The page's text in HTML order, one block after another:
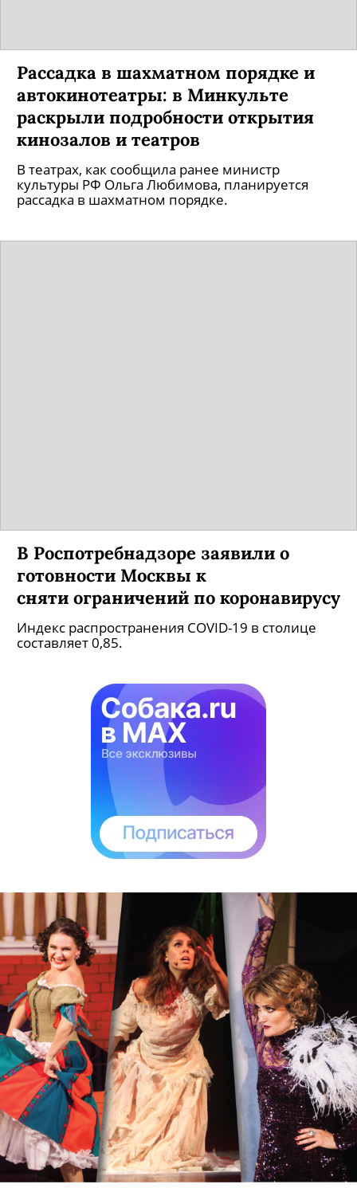
Рассадка в шахматном порядке и
автокинотеатры: в Минкульте
раскрыли подробности открытия
кинозалов и театров
В театрах, как сообщила ранее министр
культуры РФ Ольга Любимова, планируется
рассадка в шахматном порядке.
В Роспотребнадзоре заявили о
готовности Москвы к
сняти ограничений по коронавирусу
Индекс распространения COVID-19 в столице
составляет 0,85.